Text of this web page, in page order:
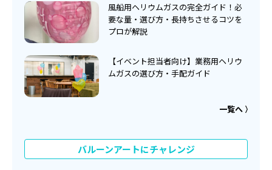
風船用ヘリウムガスの完全ガイド！必
要な量・選び方・長持ちさせるコツを
プロが解説
【イベント担当者向け】業務用ヘリウ
ムガスの選び方・手配ガイド
一覧へ
バルーンアートにチャレンジ